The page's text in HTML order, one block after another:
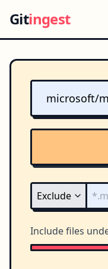
Gitingest
Include files